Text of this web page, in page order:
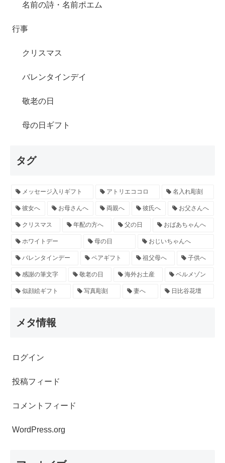
名前の詩・名前ポエム
行事
クリスマス
バレンタインデイ
敬老の日
母の日ギフト
タグ
メッセージ入りギフト アトリエココロ 名入れ彫刻
彼女へ お母さんへ 両親へ 彼氏へ お父さんへ
クリスマス 年配の方へ 父の日 おばあちゃんへ
ホワイトデー 母の日 おじいちゃんへ
バレンタインデー ペアギフト 祖父母へ 子供へ
感謝の筆文字 敬老の日 海外お土産 ベルメゾン
似顔絵ギフト 写真彫刻 妻へ 日比谷花壇
メタ情報
ログイン
投稿フィード
コメントフィード
WordPress.org